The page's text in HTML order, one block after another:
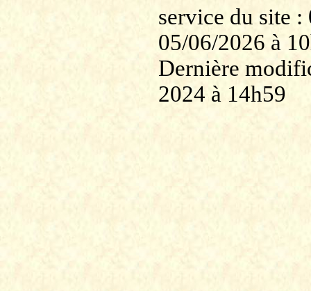
service du site
05/06/2026 à
Dernière
2024 à 14h59